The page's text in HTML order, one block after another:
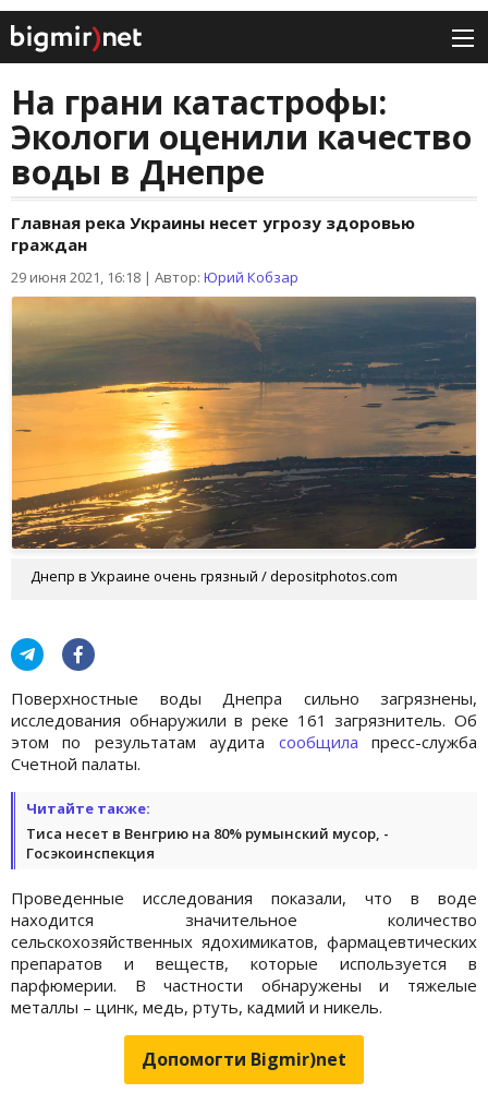
На грани катастрофы:
Экологи оценили качество
воды в Днепре
Главная река Украины несет угрозу здоровью
граждан
29 июня 2021, 16:18 | Автор: Юрий Кобзар
Днепр в Украине очень грязный / depositphotos.com
Поверхностные воды Днепра сильно загрязнены,
исследования обнаружили в реке 161 загрязнитель. Об
этом по результатам аудита сообщила пресс-служба
Счетной палаты.
Читайте также:
Тиса несет в Венгрию на 80% румынский мусор, -
Госэкоинспекция
Проведенные исследования показали, что в воде
находится значительное количество
сельскохозяйственных ядохимикатов, фармацевтических
препаратов и веществ, которые используется в
парфюмерии. В частности обнаружены и тяжелые
металлы – цинк, медь, ртуть, кадмий и никель.
Допомогти Bigmir)net